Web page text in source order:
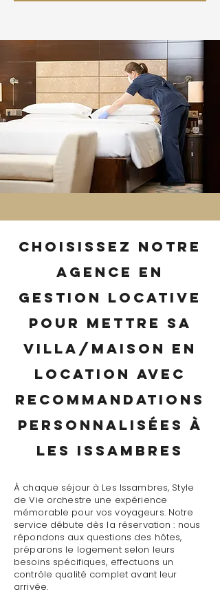
Choisissez notre
agence en
gestion locative
pour mettre sa
villa/maison en
location avec
recommandations
personnalisées à
Les Issambres
À chaque séjour à Les Issambres, Style
de Vie orchestre une expérience
mémorable pour vos voyageurs. Notre
service débute dès la réservation : nous
répondons aux questions des hôtes,
préparons le logement selon leurs
besoins spécifiques, effectuons un
contrôle qualité complet avant leur
arrivée.